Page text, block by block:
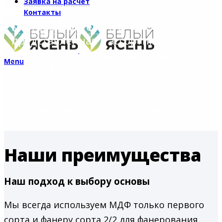
Контакты
Menu
Мы гарантируем
, что
представленная в ассортименте
облицовочная продукция будет
долгие годы радовать
Наши преимущества
Наш подход к выбору основы
Мы всегда используем МДФ только первого
сорта и фанеру сорта 2/2 для фанерования.